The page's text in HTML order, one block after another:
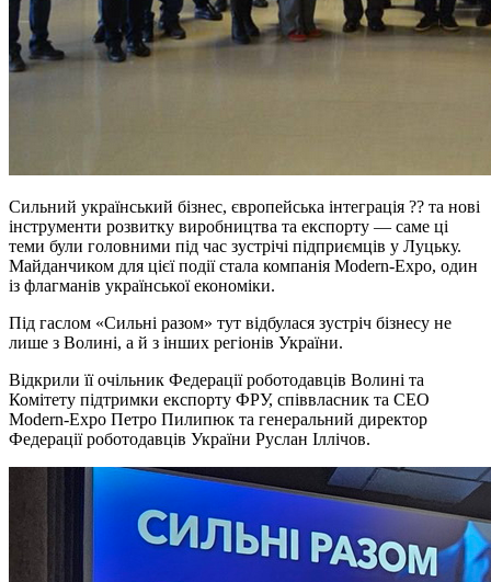
Сильний український бізнес, європейська інтеграція ?? та нові
інструменти розвитку виробництва та експорту — саме ці
теми були головними під час зустрічі підприємців у Луцьку.
Майданчиком для цієї події стала компанія Modern-Expo, один
із флагманів української економіки.
Під гаслом «Сильні разом» тут відбулася зустріч бізнесу не
лише з Волині, а й з інших регіонів України.
Відкрили її очільник Федерації роботодавців Волині та
Комітету підтримки експорту ФРУ, співвласник та СЕО
Modern-Expo Петро Пилипюк та генеральний директор
Федерації роботодавців України Руслан Іллічов.